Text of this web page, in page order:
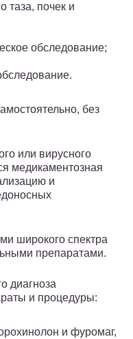
таза, почек и
обследование;
без
или вирусного
медикаментозная
и
широкого спектра
препаратами.
диагноза
и процедуры:
и фуромаг,